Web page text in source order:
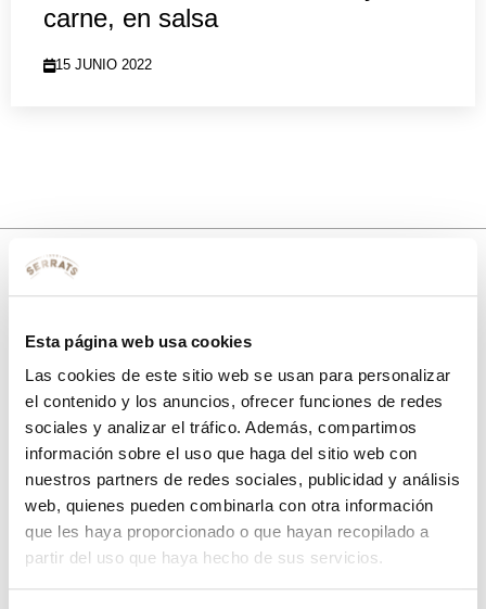
Esta página web usa cookies
Las cookies de este sitio web se usan para personalizar
el contenido y los anuncios, ofrecer funciones de redes
sociales y analizar el tráfico. Además, compartimos
información sobre el uso que haga del sitio web con
nuestros partners de redes sociales, publicidad y análisis
web, quienes pueden combinarla con otra información
que les haya proporcionado o que hayan recopilado a
partir del uso que haya hecho de sus servicios.
carne, en salsa
15 JUNIO 2022
con tu primera compra.
Apúntatea nuestra newsletter para recibir nuestras ofertas
disfruta de
un 10% de descuento en tu primera compra.